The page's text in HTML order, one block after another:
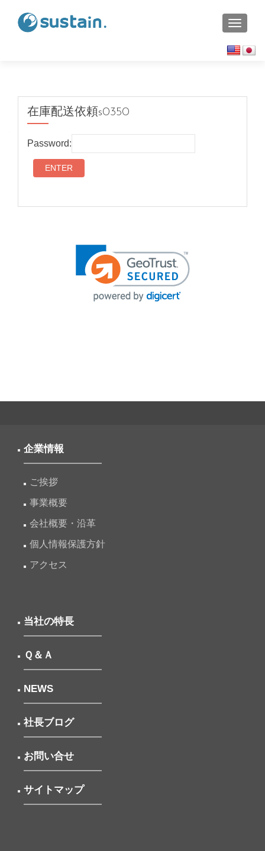
在庫配送依頼s0350
Password:
企業情報
ご挨拶
事業概要
会社概要・沿革
個人情報保護方針
アクセス
当社の特長
Ｑ＆Ａ
NEWS
社長ブログ
お問い合せ
サイトマップ